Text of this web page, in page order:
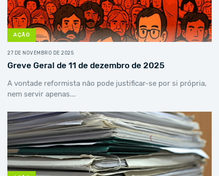
AÇÃO
27 DE NOVEMBRO DE 2025
Greve Geral de 11 de dezembro de 2025
A vontade reformista não pode justificar-se por si própria,
nem servir apenas...